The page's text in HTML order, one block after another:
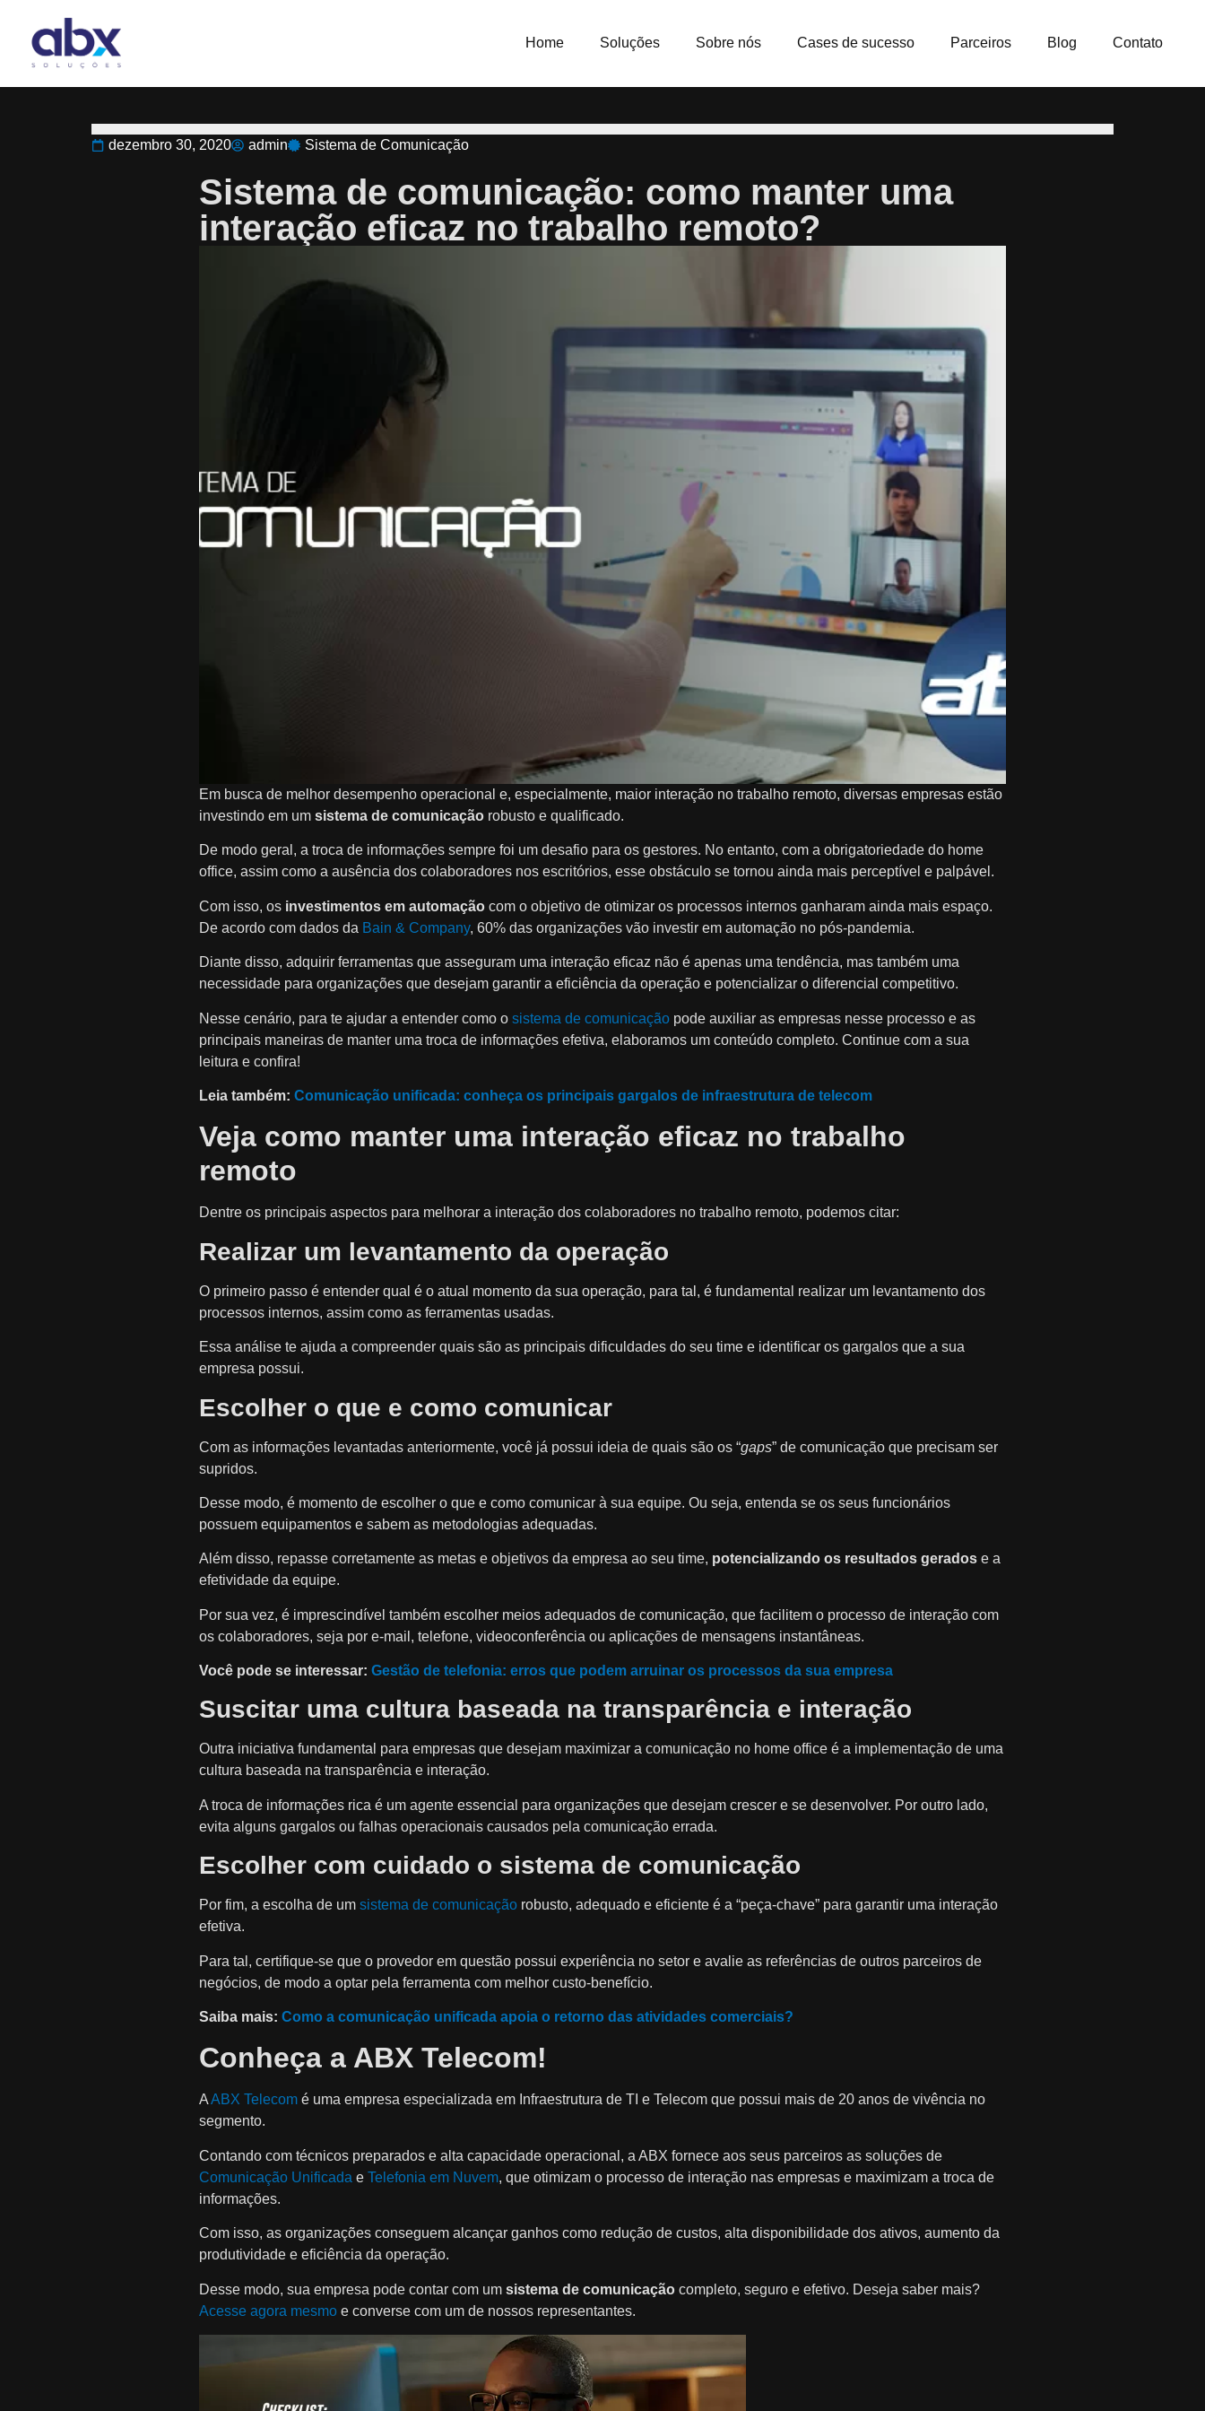
Home Soluções Sobre nós Cases de sucesso Parceiros Blog Contato
dezembro 30, 2020 admin Sistema de Comunicação
Sistema de comunicação: como manter uma
interação eficaz no trabalho remoto?
Em busca de melhor desempenho operacional e, especialmente, maior interação no trabalho remoto, diversas empresas estão
investindo em um sistema de comunicação robusto e qualificado.
De modo geral, a troca de informações sempre foi um desafio para os gestores. No entanto, com a obrigatoriedade do home
office, assim como a ausência dos colaboradores nos escritórios, esse obstáculo se tornou ainda mais perceptível e palpável.
Com isso, os investimentos em automação com o objetivo de otimizar os processos internos ganharam ainda mais espaço.
De acordo com dados da Bain & Company, 60% das organizações vão investir em automação no pós-pandemia.
Diante disso, adquirir ferramentas que asseguram uma interação eficaz não é apenas uma tendência, mas também uma
necessidade para organizações que desejam garantir a eficiência da operação e potencializar o diferencial competitivo.
Nesse cenário, para te ajudar a entender como o sistema de comunicação pode auxiliar as empresas nesse processo e as
principais maneiras de manter uma troca de informações efetiva, elaboramos um conteúdo completo. Continue com a sua
leitura e confira!
Leia também: Comunicação unificada: conheça os principais gargalos de infraestrutura de telecom
Veja como manter uma interação eficaz no trabalho
remoto
Dentre os principais aspectos para melhorar a interação dos colaboradores no trabalho remoto, podemos citar:
Realizar um levantamento da operação
O primeiro passo é entender qual é o atual momento da sua operação, para tal, é fundamental realizar um levantamento dos
processos internos, assim como as ferramentas usadas.
Essa análise te ajuda a compreender quais são as principais dificuldades do seu time e identificar os gargalos que a sua
empresa possui.
Escolher o que e como comunicar
Com as informações levantadas anteriormente, você já possui ideia de quais são os “gaps” de comunicação que precisam ser
supridos.
Desse modo, é momento de escolher o que e como comunicar à sua equipe. Ou seja, entenda se os seus funcionários
possuem equipamentos e sabem as metodologias adequadas.
Além disso, repasse corretamente as metas e objetivos da empresa ao seu time, potencializando os resultados gerados e a
efetividade da equipe.
Por sua vez, é imprescindível também escolher meios adequados de comunicação, que facilitem o processo de interação com
os colaboradores, seja por e-mail, telefone, videoconferência ou aplicações de mensagens instantâneas.
Você pode se interessar: Gestão de telefonia: erros que podem arruinar os processos da sua empresa
Suscitar uma cultura baseada na transparência e interação
Outra iniciativa fundamental para empresas que desejam maximizar a comunicação no home office é a implementação de uma
cultura baseada na transparência e interação.
A troca de informações rica é um agente essencial para organizações que desejam crescer e se desenvolver. Por outro lado,
evita alguns gargalos ou falhas operacionais causados pela comunicação errada.
Escolher com cuidado o sistema de comunicação
Por fim, a escolha de um sistema de comunicação robusto, adequado e eficiente é a “peça-chave” para garantir uma interação
efetiva.
Para tal, certifique-se que o provedor em questão possui experiência no setor e avalie as referências de outros parceiros de
negócios, de modo a optar pela ferramenta com melhor custo-benefício.
Saiba mais: Como a comunicação unificada apoia o retorno das atividades comerciais?
Conheça a ABX Telecom!
AABX Telecom é uma empresa especializada em Infraestrutura de TI e Telecom que possui mais de 20 anos de vivência no
segmento.
Contando com técnicos preparados e alta capacidade operacional, a ABX fornece aos seus parceiros as soluções de
Comunicação Unificada e Telefonia em Nuvem, que otimizam o processo de interação nas empresas e maximizam a troca de
informações.
Com isso, as organizações conseguem alcançar ganhos como redução de custos, alta disponibilidade dos ativos, aumento da
produtividade e eficiência da operação.
Desse modo, sua empresa pode contar com um sistema de comunicação completo, seguro e efetivo. Deseja saber mais?
Acesse agora mesmo e converse com um de nossos representantes.